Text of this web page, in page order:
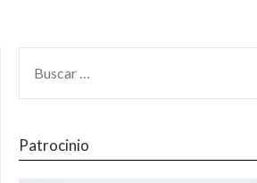
Patrocinio